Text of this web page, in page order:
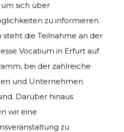
sich über
zu informieren.
die Teilnahme an der
Vocatium in Erfurt auf
bei der zahlreiche
und Unternehmen
Darüber hinaus
wir eine
zu